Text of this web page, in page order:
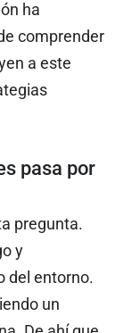
ha
comprender
a este
pasa por
pregunta.
y
del entorno.
un